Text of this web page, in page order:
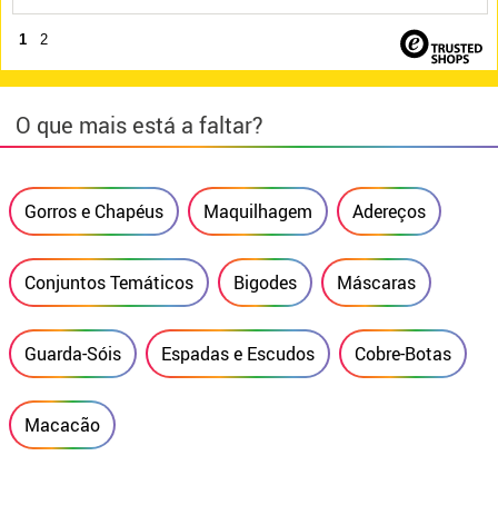
1 2
O que mais está a faltar?
Gorros e Chapéus Maquilhagem Adereços
Conjuntos Temáticos Bigodes Máscaras
Guarda-Sóis Espadas e Escudos Cobre-Botas
Macacão